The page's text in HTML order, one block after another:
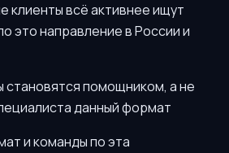
клиенты всё активнее ищут
это направление в России и
становятся помощником, а не
данный формат
и команды по эта